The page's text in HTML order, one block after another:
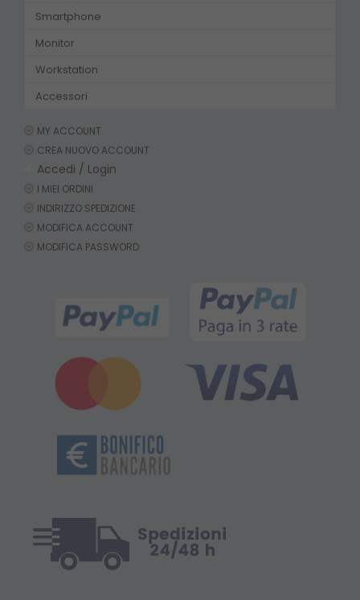
Smartphone
Monitor
Workstation
Accessori
MY ACCOUNT
CREA NUOVO ACCOUNT
Accedi / Login
I MIEI ORDINI
INDIRIZZO SPEDIZIONE
MODIFICA ACCOUNT
MODIFICA PASSWORD